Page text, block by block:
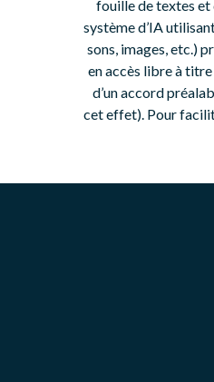
fouille de textes et
système d’IA
sons, images, etc.)
en accès libre à
d’un accord
cet effet). Pour